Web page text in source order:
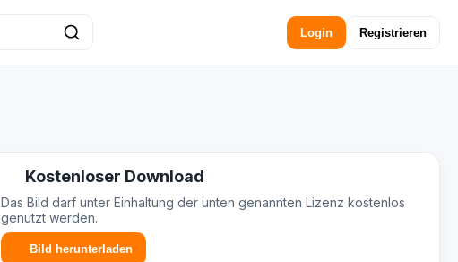
Login Registrieren
Kostenloser Download
Das Bild darf unter Einhaltung der unten genannten Lizenz kostenlos
genutzt werden.
Bild herunterladen